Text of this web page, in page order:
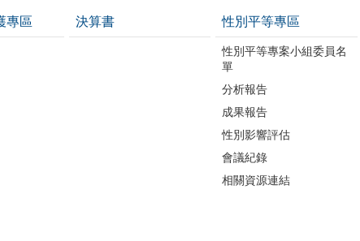
專區 決算書 性別平等專區
性別平等專案小組委員名
單
分析報告
成果報告
性別影響評估
會議紀錄
相關資源連結